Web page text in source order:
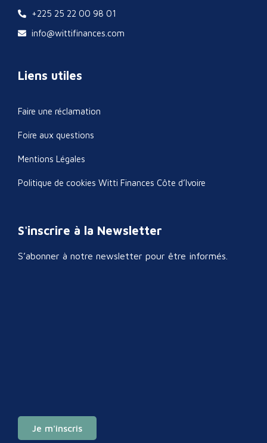
+225 25 22 00 98 01
info@wittifinances.com
Liens utiles
Faire une réclamation
Foire aux questions
Mentions Légales
Politique de cookies Witti Finances Côte d’Ivoire
S'inscrire à la Newsletter
S’abonner à notre newsletter pour être informés.
Je m'inscris